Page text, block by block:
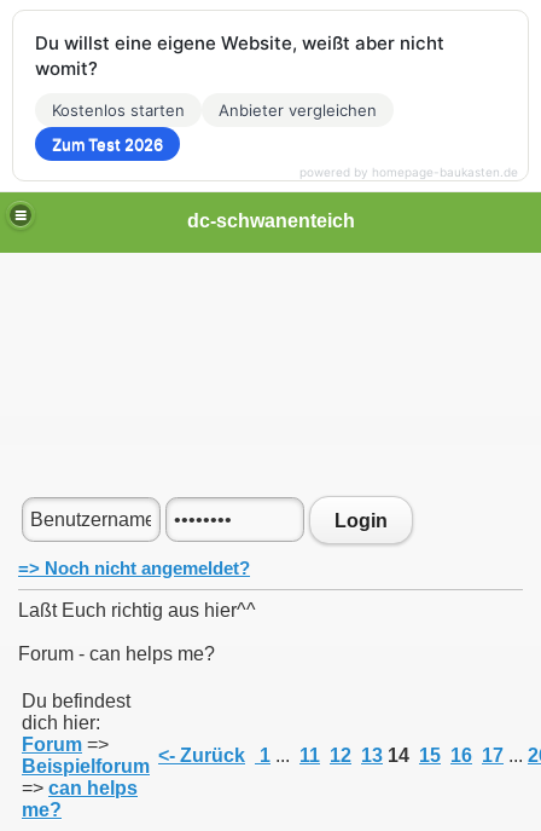
dc-schwanenteich
Login
=> Noch nicht angemeldet?
Laßt Euch richtig aus hier^^
Forum - can helps me?
Du befindest
dich hier:
Forum =>
Beispielforum
=> can helps
me?
<- Zurück 1 ... 11 12 13 14 15 16 17 ...
Du willst eine eigene Website, weißt aber nicht
womit?
Kostenlos starten
Anbieter vergleichen
Zum Test 2026
powered by homepage-baukasten.de